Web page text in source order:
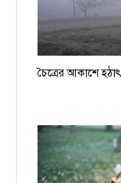
চৈত্রের আকাশে